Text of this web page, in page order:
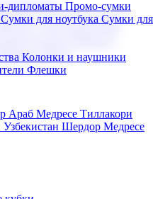
дипломаты Промо-сумки
Сумки для ноутбука Сумки для
Колонки и наушники
Флешки
Кошельки
с аккумуляторами
с ежедневниками
наборы
Араб Медресе Тиллакори
Шердор Медресе